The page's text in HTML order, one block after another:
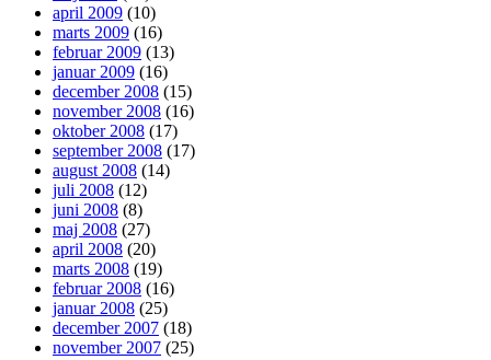
april 2009 (10)
marts 2009 (16)
februar 2009 (13)
januar 2009 (16)
december 2008 (15)
november 2008 (16)
oktober 2008 (17)
september 2008 (17)
august 2008 (14)
juli 2008 (12)
juni 2008 (8)
maj 2008 (27)
april 2008 (20)
marts 2008 (19)
februar 2008 (16)
januar 2008 (25)
december 2007 (18)
november 2007 (25)